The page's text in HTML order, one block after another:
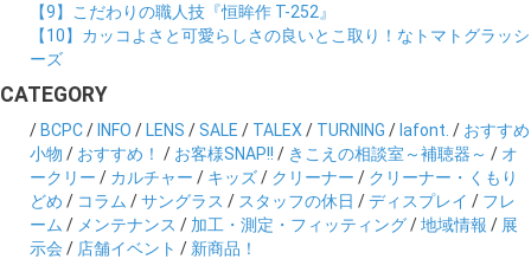
【9】こだわりの職人技『恒眸作 T-252』
【10】カッコよさと可愛らしさの良いとこ取り！なトマトグラッシ
ーズ
CATEGORY
/ BCPC/ INFO / LENS /SALE / TALEX / TURNING / lafont. / おすすめ
小物 / おすすめ！ / お客様SNAP!! / きこえの相談室～補聴器～ / オ
ークリー / カルチャー / キッズ/ クリーナー / クリーナー・くもり
どめ / コラム /サングラス / スタッフの休日 /ディスプレイ / フレ
ーム / メンテナンス / 加工・測定・フィッティング/地域情報 / 展
示会 / 店舗イベント / 新商品！